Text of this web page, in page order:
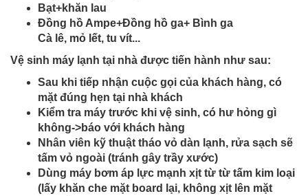
Bạt+khăn lau
Đồng hồ Ampe+Đồng hồ ga+ Bình ga
Cà lê, mỏ lết, tu vít...
Vệ sinh máy lạnh tại nhà được tiến hành như sau:
Sau khi tiếp nhận cuộc gọi của khách hàng, có
mặt đúng hẹn tại nhà khách
Kiểm tra máy trước khi vệ sinh, có hư hỏng gì
không->báo với khách hàng
Nhân viên kỹ thuật tháo vỏ dàn lạnh, rửa sạch sẽ
tấm vỏ ngoài (tránh gây trầy xước)
Dùng máy bơm áp lực mạnh xịt từ từ tấm kim loại
(lấy khăn che mặt board lại, không xịt lên mặt